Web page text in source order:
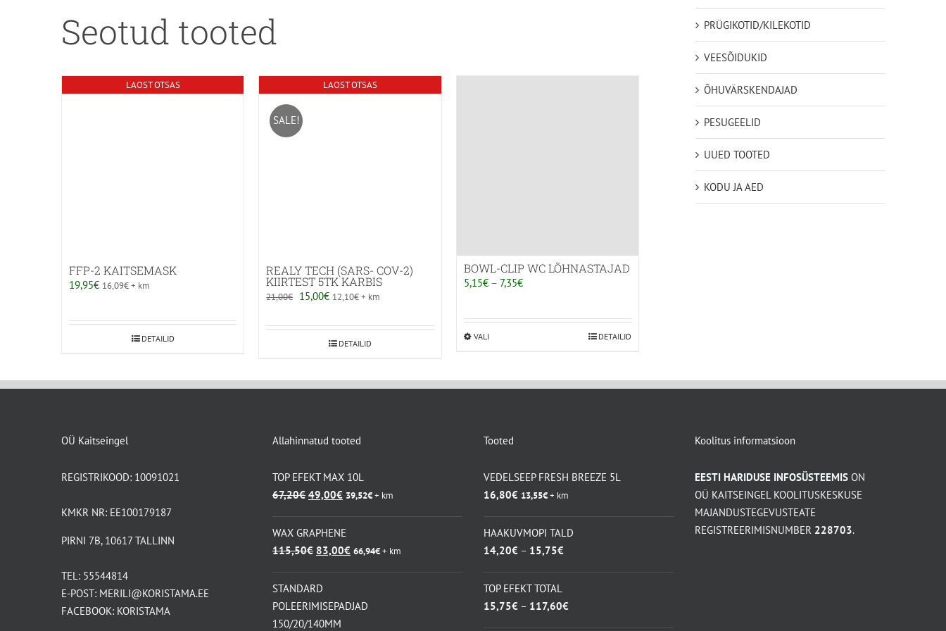
Seotud tooted
LAOST OTSAS
FFP-2 KAITSEMASK
19,95€ 16,09€+ km
DETAILID
LAOST OTSAS
SALE!
REALY TECH (SARS- COV-2)
KIIRTEST 5TK KARBIS
21,00€ Algne
oli:
21,00€.
15,00€Praegune
on:
15,00€.
12,10€+ km
DETAILID
BOWL-CLIP WC LÕHNASTAJAD
5,15€ – 7,35€Hinnavahemik:
kuni
VALISellel
mitu
saab
tootelehel.
DETAILID
PRÜGIKOTID/KILEKOTID
VEESÕIDUKID
ÕHUVÄRSKENDAJAD
PESUGEELID
UUED TOOTED
KODU JA AED
OÜ Kaitseingel
REGISTRIKOOD: 10091021
KMKR NR: EE100179187
PIRNI 7B, 10617 TALLINN
TEL: 55544814
E-POST: MERILI@KORISTAMA.EE
FACEBOOK: KORISTAMA
Allahinnatud tooted
TOP EFEKT MAX 10L
67,20€ Algne
oli:
67,20€.
49,00€Praegune
on:
49,00€.
39,52€+ km
WAX GRAPHENE
115,50€ Algne
oli:
115,50€.
83,00€Praegune
83,00€.
66,94€+ km
STANDARD
POLEERIMISEPADJAD
150/20/140MM
Tooted
VEDELSEEP FRESH BREEZE 5L
16,80€ 13,55€+ km
HAAKUVMOPI TALD
14,20€ – 15,75€Hinnavahemik:
15,75€
TOP EFEKT TOTAL
15,75€ – 117,60€Hinnavahemik:
Koolitus informatsioon
EESTI HARIDUSE INFOSÜSTEEMIS ON
OÜ KAITSEINGEL KOOLITUSKESKUSE
MAJANDUSTEGEVUSTEATE
REGISTREERIMISNUMBER 228703.